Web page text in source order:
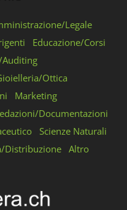
Legale
Educazione/Corsi
Auditing
Ottica
Marketing
Documentazioni
Scienze Naturali
Distribuzione Altro